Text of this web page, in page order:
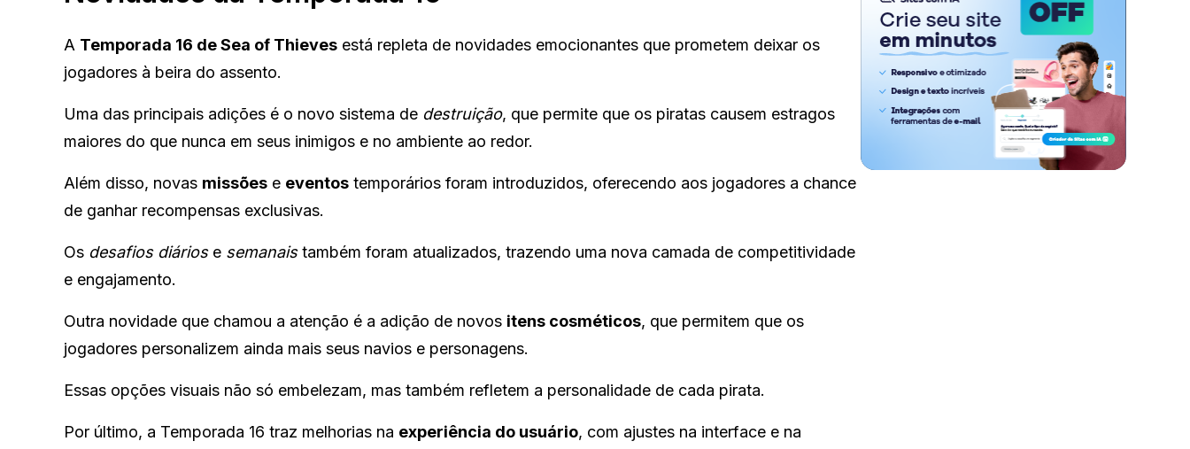
A Temporada 16 de Sea of Thieves está repleta de novidades emocionantes que prometem deixar os
jogadores à beira do assento.
Uma das principais adições é o novo sistema de destruição, que permite que os piratas causem estragos
maiores do que nunca em seus inimigos e no ambiente ao redor.
Além disso, novas missões e eventos temporários foram introduzidos, oferecendo aos jogadores a chance
de ganhar recompensas exclusivas.
Os desafios diáriose semanaistambém foram atualizados, trazendo uma nova camada de competitividade
e engajamento.
Outra novidade que chamou a atenção é a adição de novos itens cosméticos, que permitem que os
jogadores personalizem ainda mais seus navios e personagens.
Essas opções visuais não só embelezam, mas também refletem a personalidade de cada pirata.
Por último, a Temporada 16 traz melhorias na experiência do usuário, com ajustes na interface e na